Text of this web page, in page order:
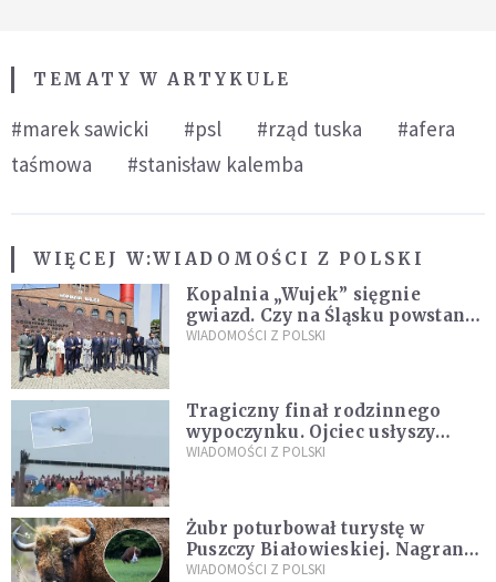
TEMATY W ARTYKULE
#marek sawicki #psl #rząd tuska
#afera
taśmowa
#stanisław kalemba
WIĘCEJ W:WIADOMOŚCI Z POLSKI
Kopalnia „Wujek” sięgnie
gwiazd. Czy na Śląsku powstanie
„Dolina Krzemowa”?
WIADOMOŚCI Z POLSKI
Tragiczny finał rodzinnego
wypoczynku. Ojciec usłyszy
zarzuty
WIADOMOŚCI Z POLSKI
Żubr poturbował turystę w
Puszczy Białowieskiej. Nagranie
daje do myślenia
WIADOMOŚCI Z POLSKI